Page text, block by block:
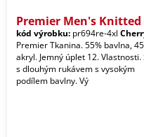
Premier Men's Knitted
kód výrobku: pr694re-4xl
Premier Tkanina. 55% bavlna,
akryl. Jemný úplet 12. Vlastnosti.
s dlouhým rukávem s vysokým
podílem bavlny. Vý